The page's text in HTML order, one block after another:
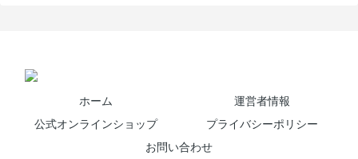
ホーム
運営者情報
公式オンラインショップ
プライバシーポリシー
お問い合わせ